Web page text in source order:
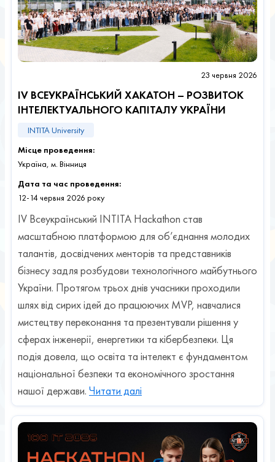
23 червня 2026
IV ВСЕУКРАЇНСЬКИЙ ХАКАТОН – РОЗВИТОК
ІНТЕЛЕКТУАЛЬНОГО КАПІТАЛУ УКРАЇНИ
INTITA University
Місце проведення:
Україна, м. Вінниця
Дата та час проведення:
12-14 червня 2026 року
IV Всеукраїнський INTITA Hackathon став
масштабною платформою для об’єднання молодих
талантів, досвідчених менторів та представників
бізнесу задля розбудови технологічного майбутнього
України. Протягом трьох днів учасники проходили
шлях від сирих ідей до працюючих MVP, навчалися
мистецтву переконання та презентували рішення у
сферах інженерії, енергетики та кібербезпеки. Ця
подія довела, що освіта та інтелект є фундаментом
національної безпеки та економічного зростання
нашої держави. Читати далі